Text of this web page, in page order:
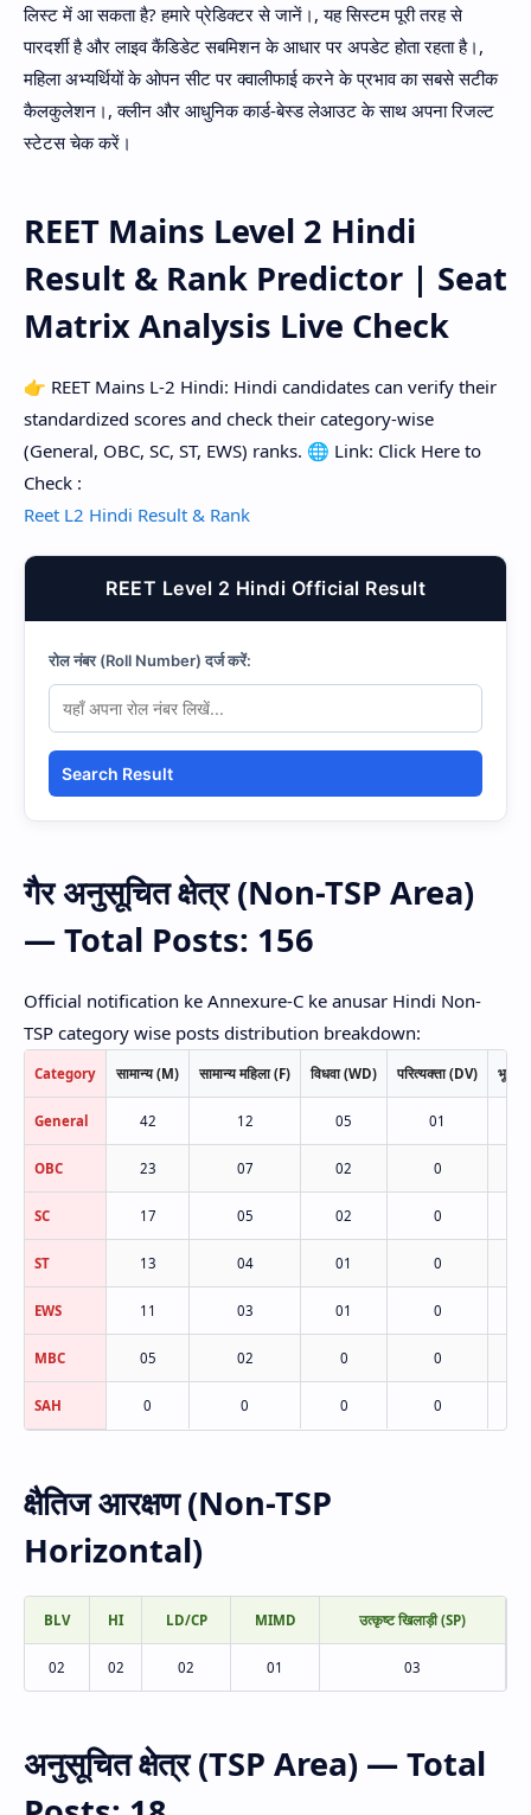
लिस्ट में आ सकता है? हमारे प्रेडिक्टर से जानें।, यह सिस्टम पूरी तरह से
पारदर्शी है और लाइव कैंडिडेट सबमिशन के आधार पर अपडेट होता रहता है।,
महिला अभ्यर्थियों के ओपन सीट पर क्वालीफाई करने के प्रभाव का सबसे सटीक
कैलकुलेशन।, क्लीन और आधुनिक कार्ड-बेस्ड लेआउट के साथ अपना रिजल्ट
स्टेटस चेक करें।
REET Mains Level 2 Hindi
Result & Rank Predictor | Seat
Matrix Analysis Live Check
👉 REET Mains L-2 Hindi: Hindi candidates can verify their
standardized scores and check their category-wise
(General, OBC, SC, ST, EWS) ranks. 🌐 Link: Click Here to
Check :
Reet L2 Hindi Result & Rank
REET Level 2 Hindi Official Result
रोल नंबर (Roll Number) दर्ज करें:
Search Result
गैर अनुसूचित क्षेत्र (Non-TSP Area)
— Total Posts: 156
Official notification ke Annexure-C ke anusar Hindi Non-
TSP category wise posts distribution breakdown:
Category सामान्य (M) सामान्य महिला (F) विधवा (WD) परित्यक्ता (DV)
General 42 12 05 01
OBC 23 07 02 0
SC 17 05 02 0
ST 13 04 01 0
EWS 11 03 01 0
MBC 05 02 0 0
SAH 0 0 0 0
क्षैतिज आरक्षण (Non-TSP
Horizontal)
BLV HI LD/CP MIMD उत्कृष्ट खिलाड़ी (SP)
02 02 02 01 03
अनुसूचित क्षेत्र (TSP Area) — Total